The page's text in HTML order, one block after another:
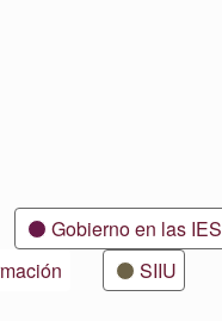
Gobierno en las IES
SIIU